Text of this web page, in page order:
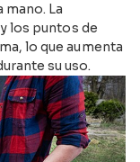
mano. La
los puntos de
lo que aumenta
su uso.